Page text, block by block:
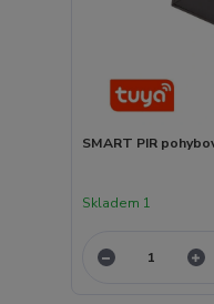
SMART PIR
Skladem 1